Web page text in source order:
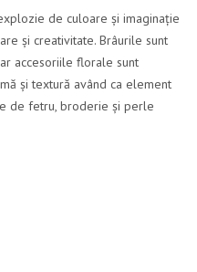
de culoare și imaginație
și creativitate. Brâurile sunt
accesoriile florale sunt
și textură având ca element
de fetru, broderie și perle